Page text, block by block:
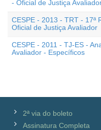
- Oficial de Justiça
CESPE - 2013 - TRT - 17ª
Oficial de Justiça Avaliador
CESPE - 2011 - TJ-ES -
Avaliador - Específicos
2ª via do boleto
Assinatura Completa